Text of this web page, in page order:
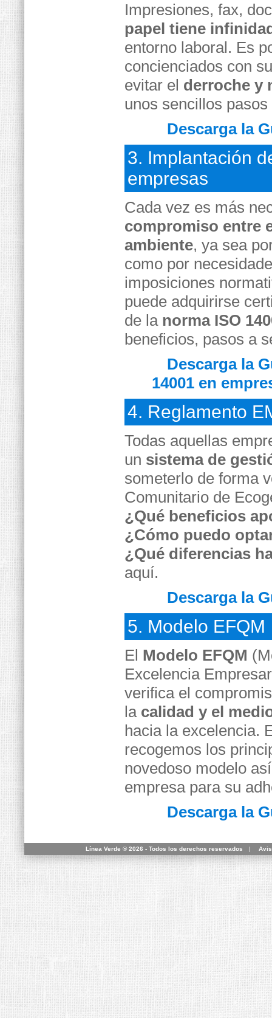
Impresiones, fax,
papel tiene
entorno laboral. Es
concienciados con
evitar el derroche y
unos sencillos
Descarga la
3. Implantación
empresas
Cada vez es más
compromiso entre
ambiente, ya sea
como por
imposiciones
puede adquirirse
de lanorma ISO
beneficios, pasos a
Descarga la
14001 en
4. Reglamento
Todas aquellas
un sistema de
someterlo de forma
Comunitario de
¿Qué beneficios
¿Cómo puedo
¿Qué diferencias
aquí.
Descarga la
5. Modelo EFQM
El Modelo EFQM
Excelencia
verifica el
lacalidad y el
hacia la excelencia.
recogemos los
novedoso modelo
empresa para su
Descarga la
Línea Verde ® 2026 - Todos los derechos reservados |